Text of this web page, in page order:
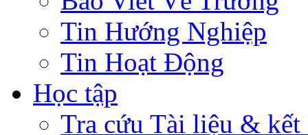
Tin Hướng Nghiệp
Tin Hoạt Động
Học tập
Tra cứu Tài liệu & kết